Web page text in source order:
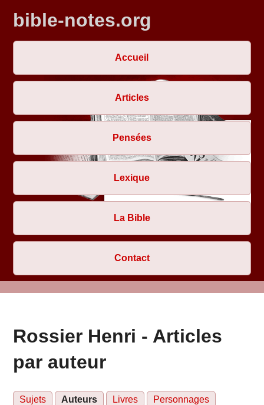
bible-notes.org
Accueil
Articles
Pensées
Lexique
La Bible
Contact
Rossier Henri - Articles
par auteur
Sujets Auteurs Livres Personnages